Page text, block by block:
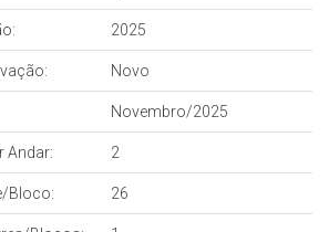
2025
Novo
Novembro/2025
Andar: 2
Bloco: 26